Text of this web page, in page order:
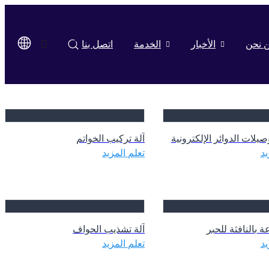
نحن الأخبار الخدمة اتصل بنا
الدوائر الإلكترونية
آلة تركيب الخواتم
تعلم المزيد
بالنافثة للحبر
آلة تشذيب الحواف
تعلم المزيد